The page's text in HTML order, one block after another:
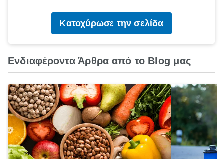
Κατοχύρωσε την σελίδα
Ενδιαφέροντα Άρθρα από το Blog μας